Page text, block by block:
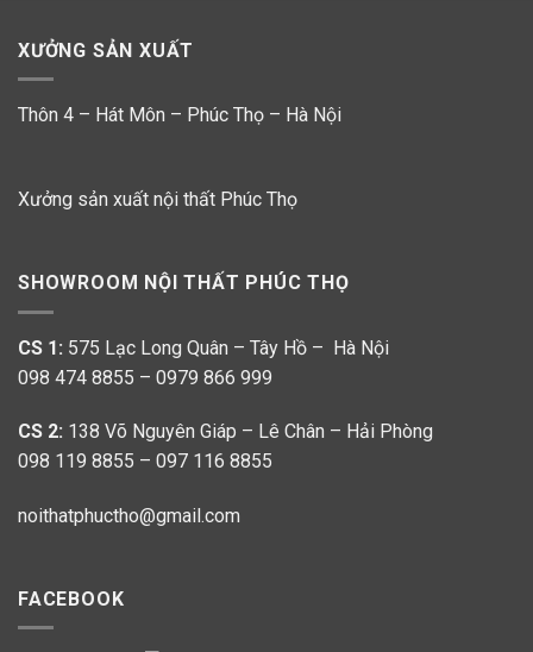
XƯỞNG SẢN XUẤT
Thôn 4 – Hát Môn – Phúc Thọ – Hà Nội
Xưởng sản xuất nội thất Phúc Thọ
SHOWROOM NỘI THẤT PHÚC THỌ
CS 1: 575 Lạc Long Quân – Tây Hồ – Hà Nội
098 474 8855 – 0979 866 999
CS 2: 138 Võ Nguyên Giáp – Lê Chân – Hải Phòng
098 119 8855 – 097 116 8855
noithatphuctho@gmail.com
FACEBOOK